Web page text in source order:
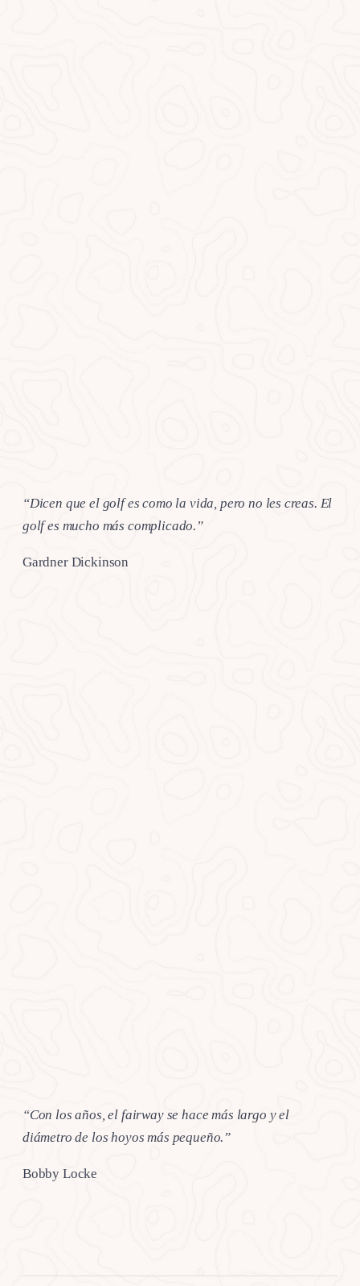
“Dicen que el golf es como la vida, pero no les creas. El
golf es mucho más complicado.”
Gardner Dickinson
“Con los años, el fairway se hace más largo y el
diámetro de los hoyos más pequeño.”
Bobby Locke